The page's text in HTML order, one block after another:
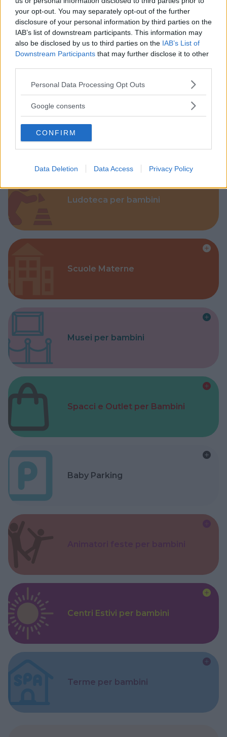
your opt-out. You may separately opt-out of the further
disclosure of your personal information by third parties on the
IAB’s list of downstream participants. This information may
also be disclosed by us to third parties on the IAB’s List of
Downstream Participants that may further disclose it to other
Please note that this website/app uses one or more Google
not limited to your visit or usage behaviour. You may click to
use your data for below specified purposes in below Google
consent section.
Personal Data Processing Opt Outs
Google consents
CONFIRM
Data Deletion Data Access Privacy Policy
Corsi Sportivi per bambini
Ludoteca per bambini
Scuole Materne
Musei per bambini
Spacci e Outlet per Bambini
Baby Parking
Centri Estivi per bambini
Terme per bambini